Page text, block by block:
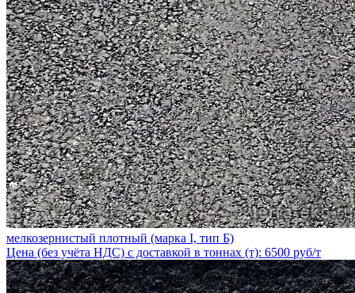
мелкозернистый плотный (марка I, тип Б)
Цена (без учёта НДС) с доставкой в тоннах (т): 6500 руб/т